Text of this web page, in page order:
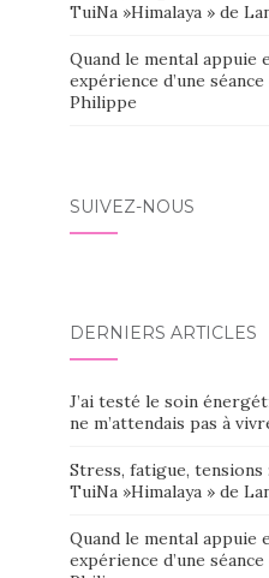
TuiNa »Himalaya » de
Quand le mental appuie
expérience d’une séance
Philippe
SUIVEZ-NOUS
DERNIERS ARTICLES
J’ai testé le soin
ne m’attendais pas à
Stress, fatigue, tensions
TuiNa »Himalaya » de
Quand le mental appuie
expérience d’une séance